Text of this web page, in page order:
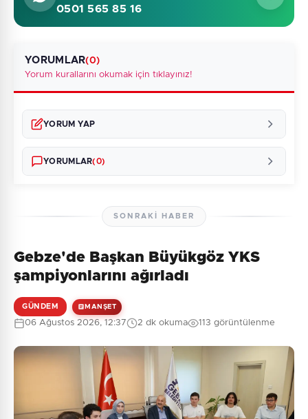
0501 565 85 16
YORUMLAR(0)
Yorum kurallarını okumak için tıklayınız!
YORUM YAP
Güvenlik Sorusu:
3 + 1 = ?
YORUMLAR(0)
Henüz yorum yapılmamış. İlk yorumu siz yapın!
SONRAKI HABER
Gebze'de Başkan Büyükgöz YKS
şampiyonlarını ağırladı
GÜNDEM MANŞET
06 Ağustos 2026, 12:37 2 dk okuma 113 görüntülenme